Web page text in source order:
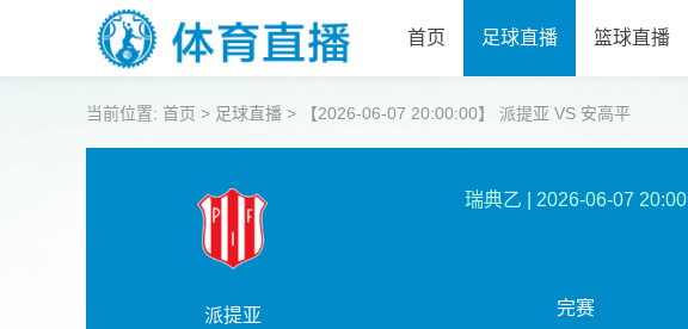
首页 足球直播 篮球直播
当前位置: 首页 > 足球直播 > 【2026-06-07 20:00:00】 派提亚 VS 安高平
派提亚
瑞典乙 2026-06-07 20:00
完赛